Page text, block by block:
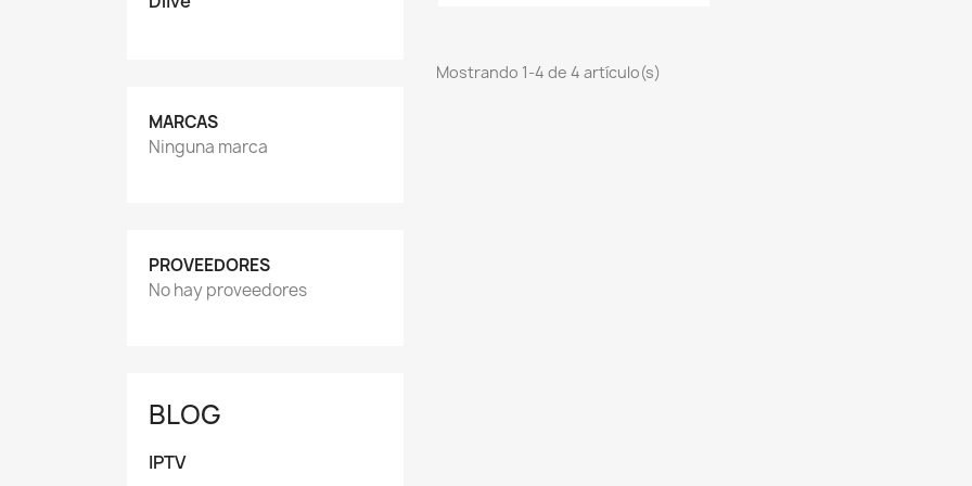
MARCAS
Ninguna marca
PROVEEDORES
No hay proveedores
BLOG
IPTV
Mostrando 1-4 de 4 artículo(s)